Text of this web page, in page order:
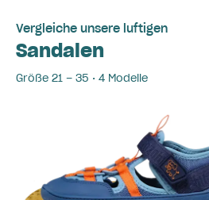
Vergleiche unsere luftigen
Sandalen
Größe 21 – 35 • 4 Modelle